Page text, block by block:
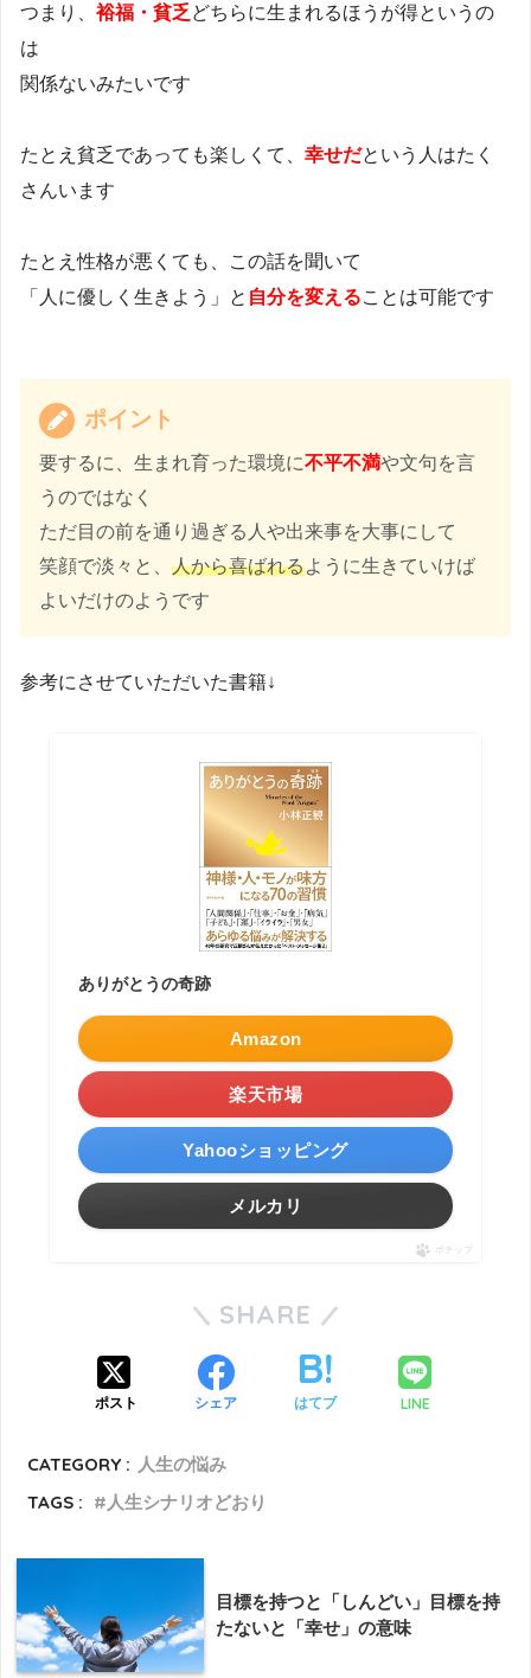
つまり、 裕福・貧乏 どちらに生まれるほうが得というの
は
関係ないみたいです
たとえ貧乏であっても楽しくて、 幸せだという人はたく
さんいます
たとえ性格が悪くても、この話を聞いて
「人に優しく生きよう」と 自分を変えることは可能です
ポイント
要するに、生まれ育った環境に不平不満や文句を言
うのではなく
ただ目の前を通り過ぎる人や出来事を大事にして
笑顔で淡々と、 人から喜ばれるように生きていけば
よいだけのようです
参考にさせていただいた書籍↓
ありがとうの奇跡
Amazon
楽天市場
Yahooショッピング
メルカリ
ポチップ
SHARE
ポスト シェア はてブ LINE
CATEGORY : 人生の悩み
TAGS :
人生シナリオどおり
目標を持つと「しんどい」目標を持
たないと「幸せ」の意味